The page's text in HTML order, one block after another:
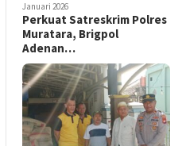
Januari 2026
Perkuat Satreskrim Polres
Muratara, Brigpol
Adenan…